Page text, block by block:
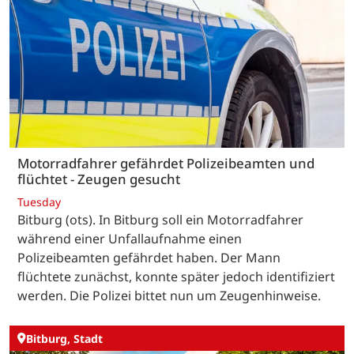
Motorradfahrer gefährdet Polizeibeamten und
flüchtet - Zeugen gesucht
Tuesday
Bitburg (ots). In Bitburg soll ein Motorradfahrer
während einer Unfallaufnahme einen
Polizeibeamten gefährdet haben. Der Mann
flüchtete zunächst, konnte später jedoch identifiziert
werden. Die Polizei bittet nun um Zeugenhinweise.
Bitburg, Stadt